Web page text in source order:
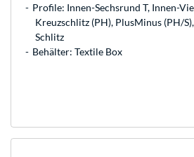
Profile: Innen-Sechsrund T, Innen-
Kreuzschlitz (PH), PlusMinus (PH/
Schlitz
Behälter: Textile Box